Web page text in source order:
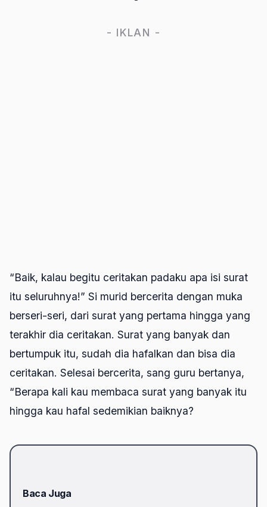
- IKLAN -
“Baik, kalau begitu ceritakan padaku apa isi surat
itu seluruhnya!” Si murid bercerita dengan muka
berseri-seri, dari surat yang pertama hingga yang
terakhir dia ceritakan. Surat yang banyak dan
bertumpuk itu, sudah dia hafalkan dan bisa dia
ceritakan. Selesai bercerita, sang guru bertanya,
“Berapa kali kau membaca surat yang banyak itu
hingga kau hafal sedemikian baiknya?
Baca Juga